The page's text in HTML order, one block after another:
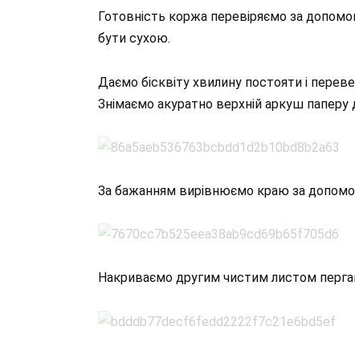
Готовність коржа перевіряємо за
бути сухою.
Даємо бісквіту хвилину постояти і
Знімаємо акуратно верхній аркуш паперу
За бажанням вирівнюємо краю за
Накриваємо другим чистим листом